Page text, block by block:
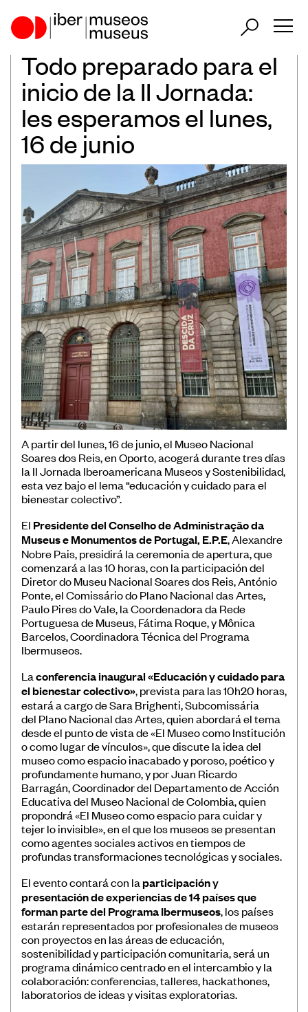
ES PT
Nuestro papel en el sector
Nuestra Actuación
Países Participantes
Encuentros Iberoamericanos de
Museos
Observatorio Iberoamericano de
Museos
Educación
Patrimonio
Formación y Capacitación
Sostenibilidad
Sistema de recolección de datos de
público de museos
Panorama de los museos en
Iberoamérica
Banco de Buenas Prácticas
Convocatorias
Publicaciones Ibermuseos
Centro de Documentación
Noticias
Plataforma de Diagnósticos
Póngase en contacto
Suscríbase a nuestro boletín de
noticias
Todo preparado para el
inicio de la II Jornada:
les esperamos el lunes,
16 de junio
A partir del lunes, 16 de junio, el Museo Nacional
Soares dos Reis, en Oporto, acogerá durante tres días
la II Jornada Iberoamericana Museos y Sostenibilidad,
esta vez bajo el lema “educación y cuidado para el
bienestar colectivo”.
El Presidente del Conselho de Administração da
Museus e Monumentos de Portugal, E.P.E, Alexandre
Nobre Pais, presidirá la ceremonia de apertura, que
comenzará a las 10 horas, con la participación del
Diretor do Museu Nacional Soares dos Reis, António
Ponte, el Comissário do Plano Nacional das Artes,
Paulo Pires do Vale, la Coordenadora da Rede
Portuguesa de Museus, Fátima Roque, y Mônica
Barcelos, Coordinadora Técnica del Programa
Ibermuseos.
Laconferencia inaugural «Educación y cuidado para
el bienestar colectivo», prevista para las 10h20 horas,
estará a cargo de Sara Brighenti, Subcomissária
del Plano Nacional das Artes, quien abordará el tema
desde el punto de vista de «El Museo como Institución
o como lugar de vínculos», que discute la idea del
museo como espacio inacabado y poroso, poético y
profundamente humano, y por Juan Ricardo
Barragán, Coordinador del Departamento de Acción
Educativa del Museo Nacional de Colombia, quien
propondrá «El Museo como espacio para cuidar y
tejer lo invisible», en el que los museos se presentan
como agentes sociales activos en tiempos de
profundas transformaciones tecnológicas y sociales.
El evento contará con la participación y
presentación de experiencias de 14 países que
forman parte del Programa Ibermuseos, los países
estarán representados por profesionales de museos
con proyectos en las áreas de educación,
sostenibilidad y participación comunitaria, será un
programa dinámico centrado en el intercambio y la
colaboración: conferencias, talleres, hackathones,
laboratorios de ideas y visitas exploratorias.